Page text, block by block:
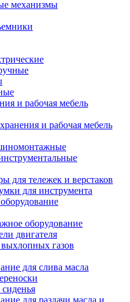
механизмы
и рабочая мебель
и рабочая мебель
для тележек и верстаков
для инструмента
оборудование
двигателя
газов
для слива масла
для раздачи масла и